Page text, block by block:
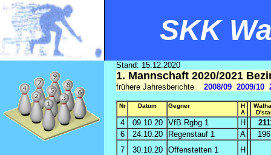
SKK
Stand: 15.12.2020
1. Mannschaft 2020/2021
frühere Jahresberichte 2008/09 2009/10
Nr Datum Gegner
H
A
4 09.10.20 VfB Rgbg 1 H
6
24.10.20 Regenstauf 1 A
7
30.10.20 Offenstetten 1
H